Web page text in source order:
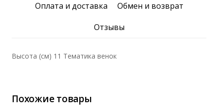
Оплата и доставка
Обмен и возврат
Отзывы
Высота (см) 11 Тематика венок
Похожие товары